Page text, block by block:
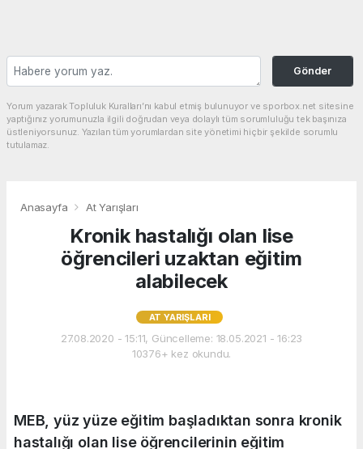
Gönder
Yorum yazarak Topluluk Kuralları’nı kabul etmiş bulunuyor ve sporbox.net sitesine
yaptığınız yorumunuzla ilgili doğrudan veya dolaylı tüm sorumluluğu tek başınıza
üstleniyorsunuz. Yazılan tüm yorumlardan site yönetimi hiçbir şekilde sorumlu
tutulamaz.
Anasayfa At Yarışları
Kronik hastalığı olan lise
öğrencileri uzaktan eğitim
alabilecek
AT YARIŞLARI
27.08.2020 - 15:11, Güncelleme: 18.05.2021 - 16:23
10376+ kez okundu.
MEB, yüz yüze eğitim başladıktan sonra kronik
hastalığı olan lise öğrencilerinin eğitim